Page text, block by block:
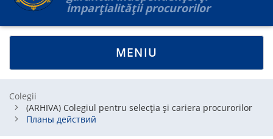
imparțialității procurorilor
TOGGLE
NAVIGATION
MENIU
Colegii
(ARHIVA) Colegiul pentru selecția și cariera procurorilor
Планы действий